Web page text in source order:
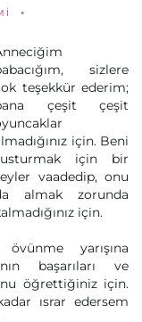
sizlere
teşekkür ederim;
çeşit çeşit
için. Beni
için bir
vaadedip, onu
almak zorunda
için.
övünme yarışına
başarıları ve
öğrettiğiniz için.
ısrar edersem